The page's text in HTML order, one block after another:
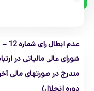
شورای عالی مالیاتی در
مندرج در صورتهای مالی
دوره انحلال)